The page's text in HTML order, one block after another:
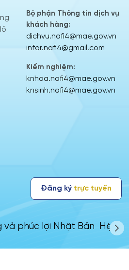
Bộ phận Thông tin dịch vụ
khách hàng:
dichvu.nafi4@mae.gov.vn
infor.nafi4@gmail.com
Kiểm nghiệm:
knhoa.nafi4@mae.gov.vn
knsinh.nafi4@mae.gov.vn
và phúc lợi Nhật Bản Hệ
Đăng ký trực tuyến